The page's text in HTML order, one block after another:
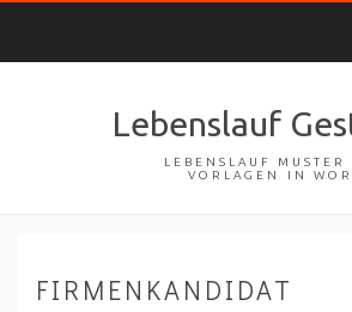
Lebenslauf
LEBENSLAUF MUSTER
VORLAGEN IN
FIRMENKANDIDAT